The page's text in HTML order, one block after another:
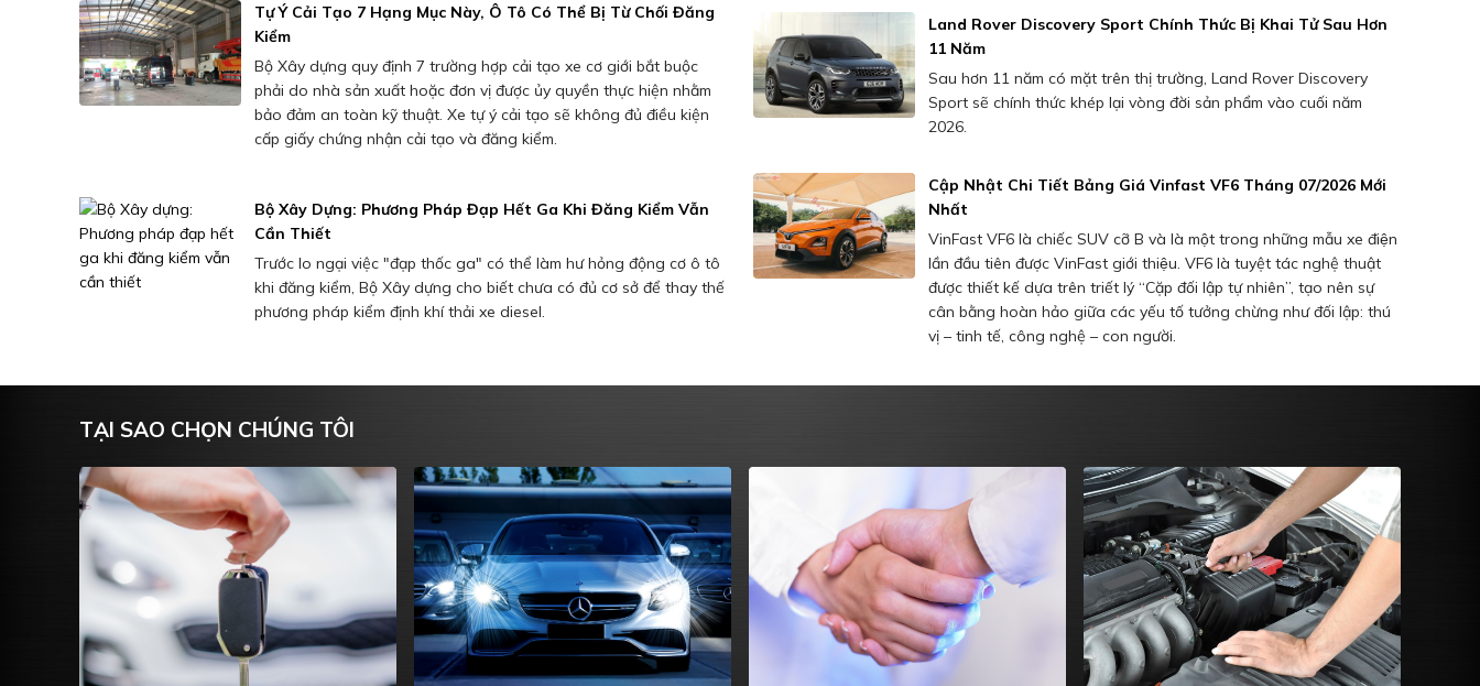
Tự Ý Cải Tạo 7 Hạng Mục Này, Ô Tô Có Thể Bị Từ Chối Đăng
Kiểm
Bộ Xây dựng quy định 7 trường hợp cải tạo xe cơ giới bắt buộc
phải do nhà sản xuất hoặc đơn vị được ủy quyền thực hiện nhằm
bảo đảm an toàn kỹ thuật. Xe tự ý cải tạo sẽ không đủ điều kiện
cấp giấy chứng nhận cải tạo và đăng kiểm.
Land Rover Discovery Sport Chính Thức Bị Khai Tử Sau Hơn
11 Năm
Sau hơn 11 năm có mặt trên thị trường, Land Rover Discovery
Sport sẽ chính thức khép lại vòng đời sản phẩm vào cuối năm
2026.
Bộ Xây Dựng: Phương Pháp Đạp Hết Ga Khi Đăng Kiểm Vẫn
Cần Thiết
Trước lo ngại việc "đạp thốc ga" có thể làm hư hỏng động cơ ô tô
khi đăng kiểm, Bộ Xây dựng cho biết chưa có đủ cơ sở để thay thế
phương pháp kiểm định khí thải xe diesel.
Cập Nhật Chi Tiết Bảng Giá Vinfast VF6 Tháng 07/2026 Mới
Nhất
VinFast VF6 là chiếc SUV cỡ B và là một trong những mẫu xe điện
lần đầu tiên được VinFast giới thiệu. VF6 là tuyệt tác nghệ thuật
được thiết kế dựa trên triết lý “Cặp đối lập tự nhiên”, tạo nên sự
cân bằng hoàn hảo giữa các yếu tố tưởng chừng như đối lập: thú
vị – tinh tế, công nghệ – con người.
TẠI SAO CHỌN CHÚNG TÔI